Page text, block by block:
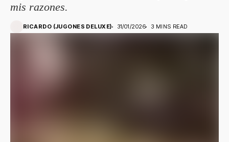
mis razones.
RICARDO (JUGONES DELUXE) 31/01/2026 3 MINS READ